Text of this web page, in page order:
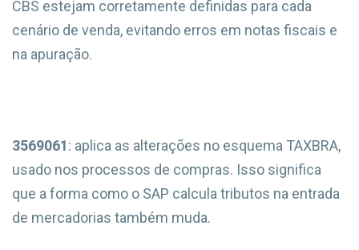
CBS estejam corretamente definidas para cada
cenário de venda, evitando erros em notas fiscais e
na apuração.
3569061: aplica as alterações no esquema TAXBRA,
usado nos processos de compras. Isso significa
que a forma como o SAP calcula tributos na entrada
de mercadorias também muda.